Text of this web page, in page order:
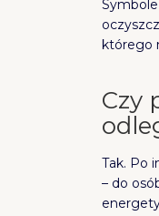
którego
Czy
Tak. Po
– do